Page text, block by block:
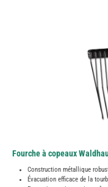
Fourche à copeaux
Construction métallique
Évacuation efficace de la